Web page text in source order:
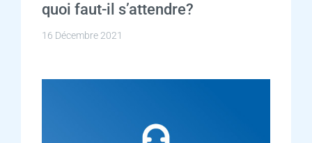
quoi faut-il s’attendre?
16 Décembre 2021